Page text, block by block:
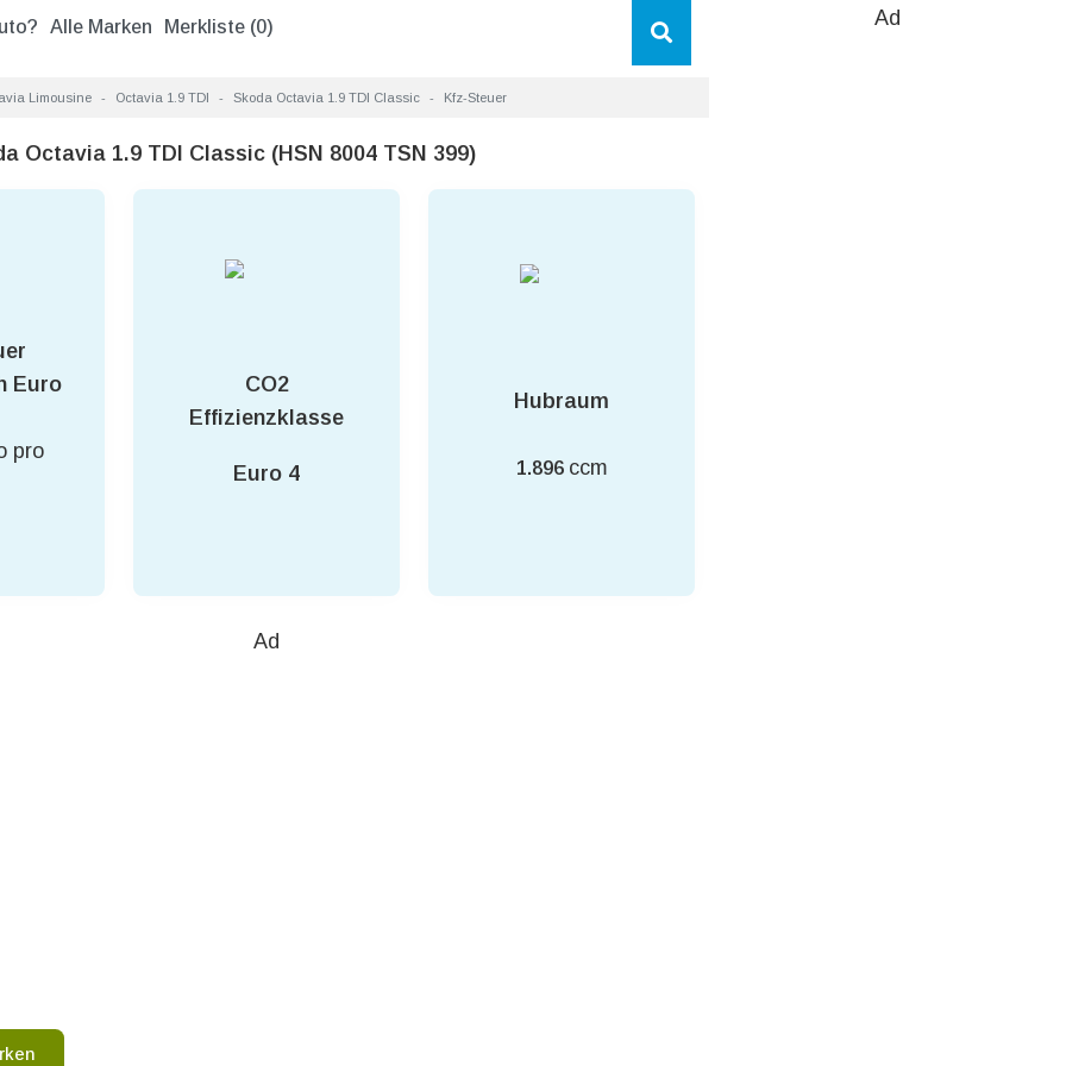
Alle Marken Merkliste (0) Ad
Limousine Octavia 1.9 TDI Skoda Octavia 1.9 TDI Classic Kfz-Steuer
Octavia 1.9 TDI Classic (HSN 8004 TSN 399)
Euro
pro
CO2
Effizienzklasse
Euro 4
Hubraum
1.896 ccm
Ad